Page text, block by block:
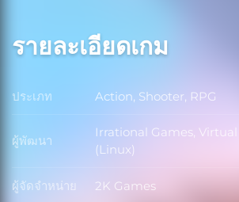
รายละเอียดเกม
ประเภท ประเภท
Action, Shooter, RPG
ผู้พัฒนา ผู้พัฒนา
Irrational Games,
(Linux)
ผู้จัดจำหน่าย ผู้จัดจำหน่าย
2K Games